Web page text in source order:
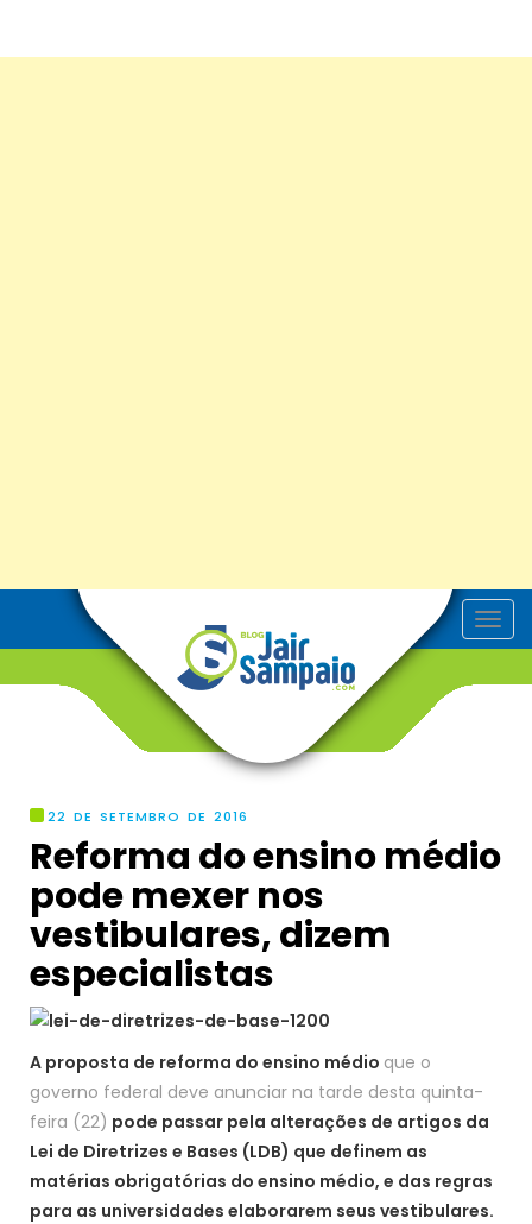
T
o
t
i
22 DE SETEMBRO DE 2016
Reforma do ensino médio
pode mexer nos
vestibulares, dizem
especialistas
A proposta de reforma do ensino médio que o
governo federal deve anunciar na tarde desta quinta-
feira (22) pode passar pela alterações de artigos da
Lei de Diretrizes e Bases (LDB) que definem as
matérias obrigatórias do ensino médio, e das regras
para as universidades elaborarem seus vestibulares.